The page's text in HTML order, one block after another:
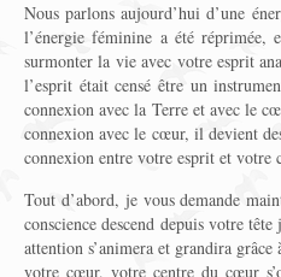
Nous parlons aujourd’hui d’une
l’énergie féminine a été réprimée,
surmonter la vie avec votre esprit
l’esprit était censé être un
connexion avec la Terre et avec le
connexion avec le cœur, il devient
connexion entre votre esprit et
Tout d’abord, je vous demande
conscience descend depuis votre
attention s’animera et grandira
votre cœur, votre centre du cœur